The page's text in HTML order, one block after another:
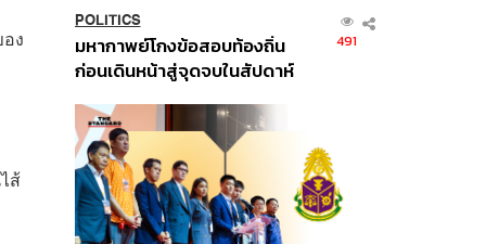
ง
ส้
POLITICS
มหากาพย์โกงข้อสอบท้องถิ่น
ก่อนเดินหน้าสู่จุดจบในสัปดาห์
491